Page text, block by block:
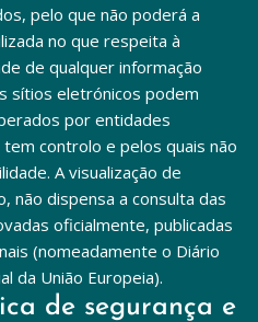
pelo que não poderá a
no que respeita à
de qualquer informação
sítios eletrónicos podem
por entidades
controlo e pelos quais não
A visualização de
não dispensa a consulta das
oficialmente, publicadas
(nomeadamente o Diário
da União Europeia).
de segurança e